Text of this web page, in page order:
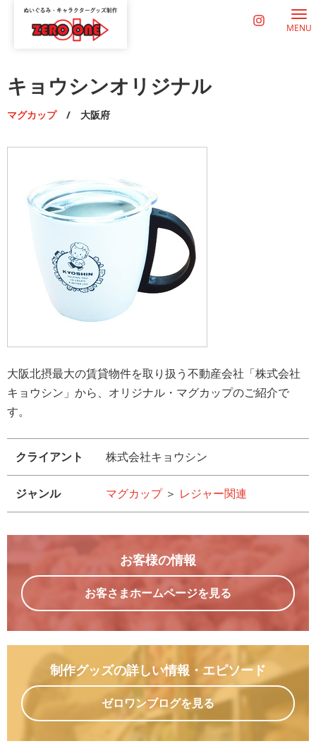
MENU
キョウシンオリジナル
マグカップ / 大阪府
大阪北摂最大の賃貸物件を取り扱う不動産会社「株式会社
キョウシン」から、オリジナル・マグカップのご紹介で
す。
クライアント 株式会社キョウシン
ジャンル マグカップ＞ レジャー関連
お客様の情報
お客さまホームページを見る
制作グッズの詳しい情報 ・エピソード
ゼロワンブログを見る